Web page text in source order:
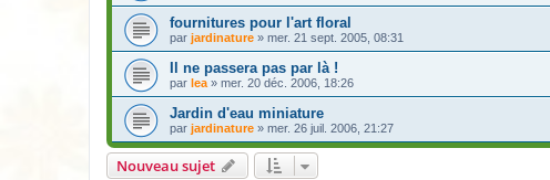
fournitures pour l'art floral
par jardinature » mer. 21 sept. 2005, 08:31
Il ne passera pas par là !
par lea » mer. 20 déc. 2006, 18:26
Jardin d'eau miniature
par jardinature » mer. 26 juil. 2006, 21:27
Nouveau sujet